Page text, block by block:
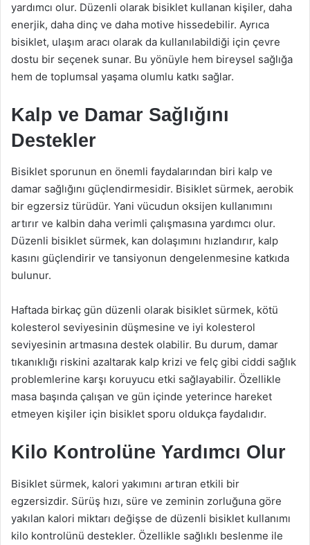
yardımcı olur. Düzenli olarak bisiklet kullanan kişiler, daha
enerjik, daha dinç ve daha motive hissedebilir. Ayrıca
bisiklet, ulaşım aracı olarak da kullanılabildiği için çevre
dostu bir seçenek sunar. Bu yönüyle hem bireysel sağlığa
hem de toplumsal yaşama olumlu katkı sağlar.
Kalp ve Damar Sağlığını
Destekler
Bisiklet sporunun en önemli faydalarından biri kalp ve
damar sağlığını güçlendirmesidir. Bisiklet sürmek, aerobik
bir egzersiz türüdür. Yani vücudun oksijen kullanımını
artırır ve kalbin daha verimli çalışmasına yardımcı olur.
Düzenli bisiklet sürmek, kan dolaşımını hızlandırır, kalp
kasını güçlendirir ve tansiyonun dengelenmesine katkıda
bulunur.
Haftada birkaç gün düzenli olarak bisiklet sürmek, kötü
kolesterol seviyesinin düşmesine ve iyi kolesterol
seviyesinin artmasına destek olabilir. Bu durum, damar
tıkanıklığı riskini azaltarak kalp krizi ve felç gibi ciddi sağlık
problemlerine karşı koruyucu etki sağlayabilir. Özellikle
masa başında çalışan ve gün içinde yeterince hareket
etmeyen kişiler için bisiklet sporu oldukça faydalıdır.
Kilo Kontrolüne Yardımcı Olur
Bisiklet sürmek, kalori yakımını artıran etkili bir
egzersizdir. Sürüş hızı, süre ve zeminin zorluğuna göre
yakılan kalori miktarı değişse de düzenli bisiklet kullanımı
kilo kontrolünü destekler. Özellikle sağlıklı beslenme ile